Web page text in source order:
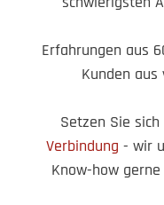
Erfahrungen aus
Kunden aus
Setzen Sie
Verbindung - wir
Know-how